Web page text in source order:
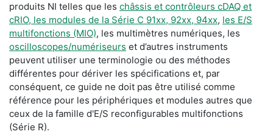
produits NI telles que les châssis et contrôleurs cDAQ et
cRIO, les modules de la Série C 91xx, 92xx, 94xx, les E/S
multifonctions (MIO), les multimètres numériques, les
oscilloscopes/numériseurs et d’autres instruments
peuvent utiliser une terminologie ou des méthodes
différentes pour dériver les spécifications et, par
conséquent, ce guide ne doit pas être utilisé comme
référence pour les périphériques et modules autres que
ceux de la famille d'E/S reconfigurables multifonctions
(Série R).